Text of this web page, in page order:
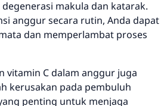
makula dan katarak.
anggur secara rutin, Anda dapat
dan memperlambat proses
vitamin C dalam anggur juga
kerusakan pada pembuluh
penting untuk menjaga